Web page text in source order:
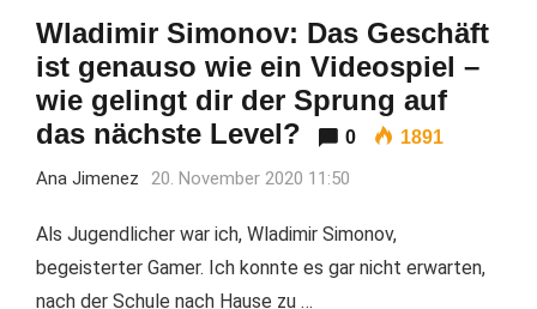
Wladimir Simonov: Das Geschäft
ist genauso wie ein Videospiel –
wie gelingt dir der Sprung auf
das nächste Level?
0 1891
Ana Jimenez 20. November 2020 11:50
Als Jugendlicher war ich, Wladimir Simonov,
begeisterter Gamer. Ich konnte es gar nicht erwarten,
nach der Schule nach Hause zu …